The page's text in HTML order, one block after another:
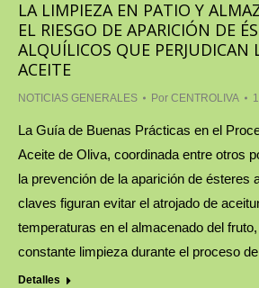
LA LIMPIEZA EN PATIO Y
EL RIESGO DE APARICIÓN DE
ALQUÍLICOS QUE PERJUDICAN
ACEITE
NOTICIAS GENERALES Por CENTROLIVA
La Guía de Buenas Prácticas en el
Aceite de Oliva, coordinada entre otros
la prevención de la aparición de ésteres
claves figuran evitar el atrojado de
temperaturas en el almacenado del
constante limpieza durante el proceso
Detalles